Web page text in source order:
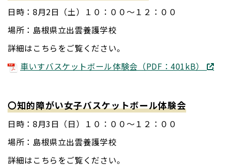
日時：8月2日（土）１０：００～１２：００
場所：島根県立出雲養護学校
詳細はこちらをご覧ください。
車いすバスケットボール体験会（PDF：401kB）
〇知的障がい女子バスケットボール体験会
日時：8月3日（日）１０：００～１２：００
場所：島根県立出雲養護学校
詳細はこちらをご覧ください。